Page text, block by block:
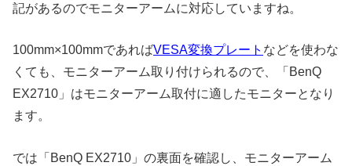
記があるのでモニターアームに対応していますね。
100mm×100mmであればVESA変換プレート などを使わな
くても、モニターアーム取り付けられるので、「BenQ
EX2710」はモニターアーム取付に適したモニターとなり
ます。
では「BenQ EX2710」の裏面を確認し、モニターアーム